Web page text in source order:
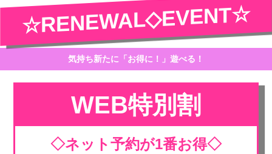
☆RENEWAL◇EVENT☆
気持ち新たに「お得に！」遊べる！
WEB特別割
◇ネット予約が1番お得◇